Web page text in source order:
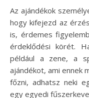
Az ajándékok
hogy kifejezd az
is, érdemes
érdeklődési körét.
például a zene, a
ajándékot, ami ennek
főzni, adhatsz neki
egy egyedi